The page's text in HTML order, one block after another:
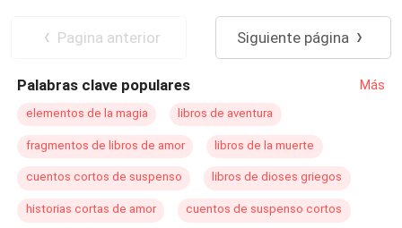
Identidad oculta Mafia Chica mala
Pagina anterior Siguiente página
Palabras clave populares Más
elementos de la magia libros de aventura
fragmentos de libros de amor libros de la muerte
cuentos cortos de suspenso libros de dioses griegos
historias cortas de amor cuentos de suspenso cortos